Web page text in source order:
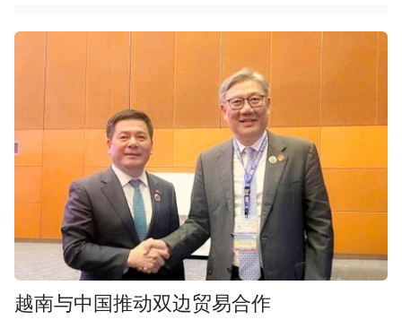
越南与中国推动双边贸易合作